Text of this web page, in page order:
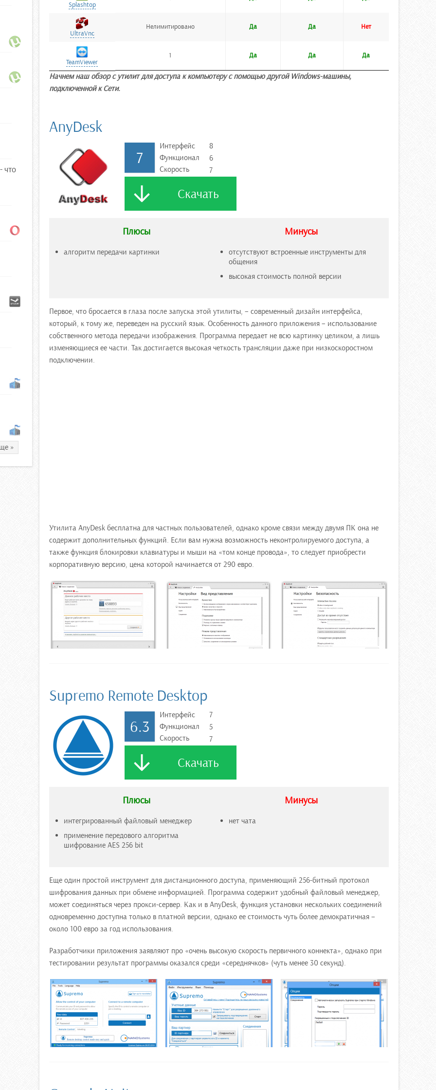
что
»
Splashtop
UltraVnc
Нелимитировано Да Да Нет
TeamViewer
1 Да Да Да
Splashtop
UltraVnc
TeamViewer
Начнем наш обзор с утилит для доступа к компьютеру с помощью другой Windows-машины,
подключенной к Сети.
AnyDesk
7
Интерфейс
Функционал
Скорость
8
6
7
Скачать
Плюсы
алгоритм передачи картинки
Минусы
отсутствуют встроенные инструменты для
общения
высокая стоимость полной версии
Первое, что бросается в глаза после запуска этой утилиты, – современный дизайн интерфейса,
который, к тому же, переведен на русский язык. Особенность данного приложения – использование
собственного метода передачи изображения. Программа передает не всю картинку целиком, а лишь
изменяющиеся ее части. Так достигается высокая четкость трансляции даже при низкоскоростном
подключении.
Утилита AnyDesk бесплатна для частных пользователей, однако кроме связи между двумя ПК она не
содержит дополнительных функций. Если вам нужна возможность неконтролируемого доступа, а
также функция блокировки клавиатуры и мыши на «том конце провода», то следует приобрести
корпоративную версию, цена которой начинается от 290 евро.
Supremo Remote Desktop
6.3
Интерфейс
Функционал
Скорость
7
5
7
Скачать
Плюсы
интегрированный файловый менеджер
применение передового алгоритма
шифрование AES 256 bit
Минусы
нет чата
Еще один простой инструмент для дистанционного доступа, применяющий 256-битный протокол
шифрования данных при обмене информацией. Программа содержит удобный файловый менеджер,
может соединяться через прокси-сервер. Как и в AnyDesk, функция установки нескольких соединений
одновременно доступна только в платной версии, однако ее стоимость чуть более демократичная –
около 100 евро за год использования.
Разработчики приложения заявляют про «очень высокую скорость первичного коннекта», однако при
тестировании результат программы оказался среди «середнячков» (чуть менее 30 секунд).